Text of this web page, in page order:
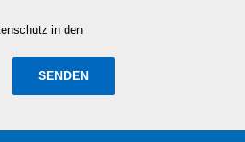
in den